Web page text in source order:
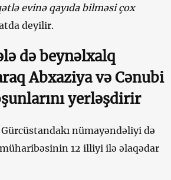
evinə qayıda bilməsi çox
deyilir.
də beynəlxalq
Abxaziya və Cənubi
yerləşdirir
nümayəndəliyi də
12 illiyi ilə əlaqədar